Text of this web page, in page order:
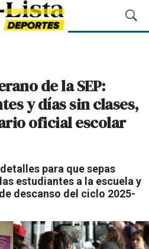
M
o
B
d
a
de la SEP:
y días sin clases,
oficial escolar
para que sepas
estudiantes a la escuela y
descanso del ciclo 2025-